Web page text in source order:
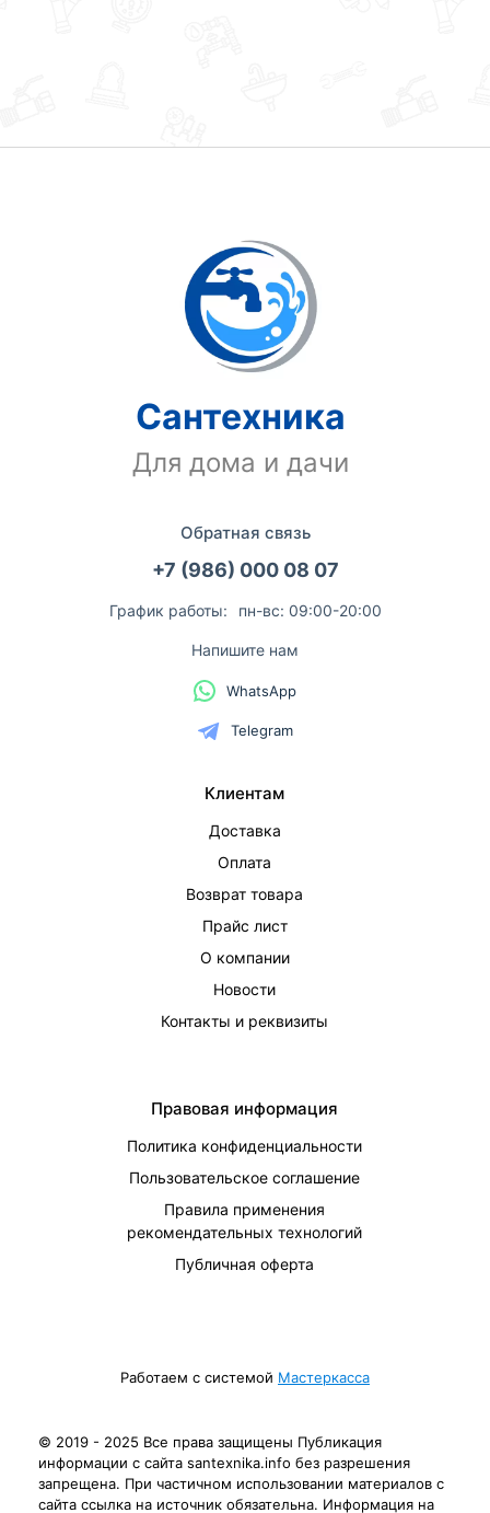
Сантехника
Для дома и дачи
Обратная связь
+7 (986) 000 08 07
График работы: пн-вс: 09:00-20:00
Напишите нам
WhatsApp
Telegram
Клиентам
Доставка
Оплата
Возврат товара
Прайс лист
О компании
Новости
Контакты и реквизиты
Правовая информация
Политика конфиденциальности
Пользовательское соглашение
Правила применения
рекомендательных технологий
Публичная оферта
Работаем с системой Мастеркасса
© 2019 - 2025 Все права защищены Публикация
информации с сайта santexnika.info без разрешения
запрещена. При частичном использовании материалов с
сайта ссылка на источник обязательна. Информация на